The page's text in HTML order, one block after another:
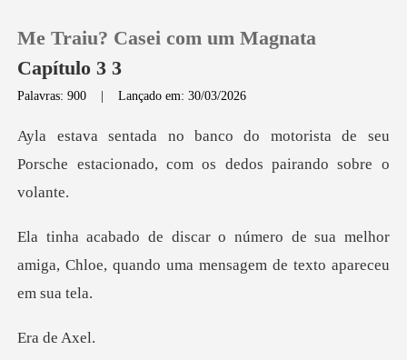
0
Loja
Histórico
Sair
Baixar App
Me Traiu? Casei com um Magnata
Capítulo 3 3
Palavras: 900 |Lançado em: 30/03/2026
rista de seu
Porsche estacionado, co
e sua melhor
amiga, Chloe, quando uma
de A